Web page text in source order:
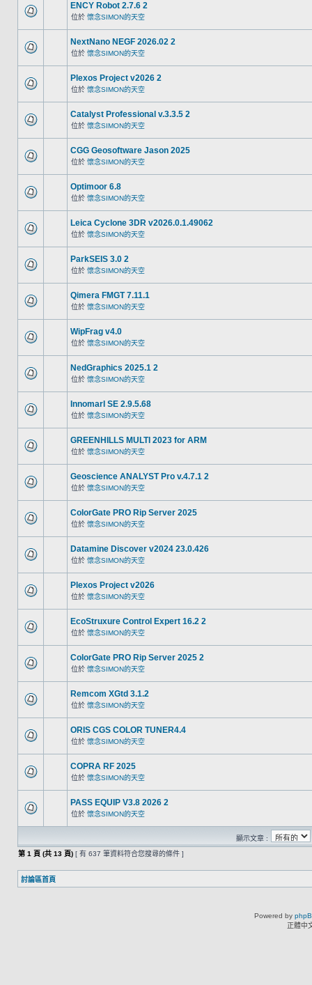
ENCY Robot 2.7.6 2
位於 懷念SIMON的天空
NextNano NEGF 2026.02 2
位於 懷念SIMON的天空
Plexos Project v2026 2
位於 懷念SIMON的天空
Catalyst Professional v.3.3.5 2
位於 懷念SIMON的天空
CGG Geosoftware Jason 2025
位於 懷念SIMON的天空
Optimoor 6.8
位於 懷念SIMON的天空
Leica Cyclone 3DR v2026.0.1.49062
位於 懷念SIMON的天空
ParkSEIS 3.0 2
位於 懷念SIMON的天空
Qimera FMGT 7.11.1
位於 懷念SIMON的天空
WipFrag v4.0
位於 懷念SIMON的天空
NedGraphics 2025.1 2
位於 懷念SIMON的天空
InnomarI SE 2.9.5.68
位於 懷念SIMON的天空
GREENHILLS MULTI 2023 for ARM
位於 懷念SIMON的天空
Geoscience ANALYST Pro v.4.7.1 2
位於 懷念SIMON的天空
ColorGate PRO Rip Server 2025
位於 懷念SIMON的天空
Datamine Discover v2024 23.0.426
位於 懷念SIMON的天空
Plexos Project v2026
位於 懷念SIMON的天空
EcoStruxure Control Expert 16.2 2
位於 懷念SIMON的天空
ColorGate PRO Rip Server 2025 2
位於 懷念SIMON的天空
Remcom XGtd 3.1.2
位於 懷念SIMON的天空
ORIS CGS COLOR TUNER4.4
位於 懷念SIMON的天空
COPRA RF 2025
位於 懷念SIMON的天空
PASS EQUIP V3.8 2026 2
位於 懷念SIMON的天空
顯示文章 :
第 1 頁 (共 13 頁) [ 有 637 筆資料符合您搜尋的條件 ]
討論區首頁
Powered by
正體中